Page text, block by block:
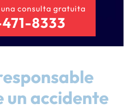
consulta gratuita
8333
un accidente